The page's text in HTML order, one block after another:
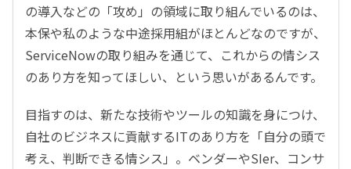
の導入などの「攻め」の領域に取り組んでいるのは、
本保や私のような中途採用組がほとんどなのですが、
ServiceNowの取り組みを通じて、これからの情シス
のあり方を知ってほしい、という思いがあるんです。
目指すのは、新たな技術やツールの知識を身につけ、
自社のビジネスに貢献するITのあり方を「自分の頭で
考え、判断できる情シス」。ベンダーやSIer、コンサ